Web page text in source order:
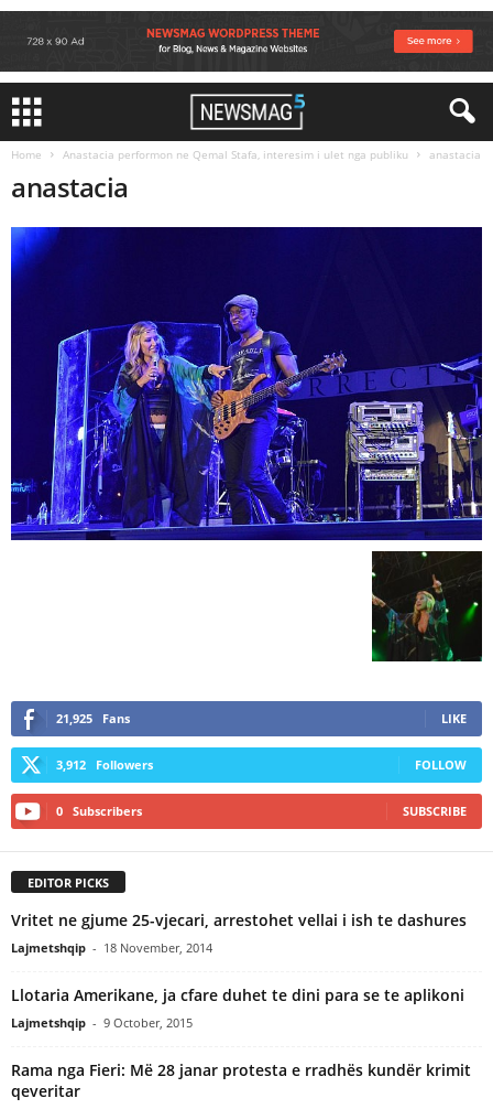
Home Anastacia performon ne Qemal Stafa, interesim i ulet nga publiku anastacia
anastacia
21,925 Fans LIKE
3,912 Followers FOLLOW
0 Subscribers SUBSCRIBE
EDITOR PICKS
Vritet ne gjume 25-vjecari, arrestohet vellai i ish te dashures
Lajmetshqip - 18 November, 2014
Llotaria Amerikane, ja cfare duhet te dini para se te aplikoni
Lajmetshqip - 9 October, 2015
Rama nga Fieri: Më 28 janar protesta e rradhës kundër krimit
qeveritar